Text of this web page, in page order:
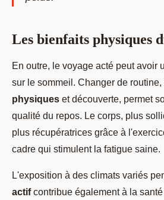
Les bienfaits physiques
En outre, le voyage acté peut avoir
sur le sommeil. Changer de
physiques et découverte, permet
qualité du repos. Le corps, plus
plus récupératrices grâce à
cadre qui stimulent la fatigue saine.
L'exposition à des climats variés
actifcontribue également à la